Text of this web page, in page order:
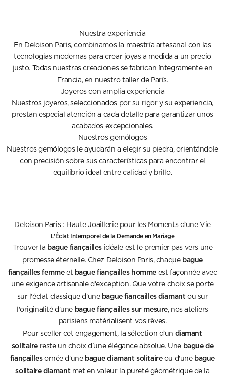
Nuestra experiencia
En Deloison Paris, combinamos la maestría artesanal con las
tecnologías modernas para crear joyas a medida a un precio
justo. Todas nuestras creaciones se fabrican íntegramente en
Francia, en nuestro taller de París.
Joyeros con amplia experiencia
Nuestros joyeros, seleccionados por su rigor y su experiencia,
prestan especial atención a cada detalle para garantizar unos
acabados excepcionales.
Nuestros gemólogos
Nuestros gemólogos le ayudarán a elegir su piedra, orientándole
con precisión sobre sus características para encontrar el
equilibrio ideal entre calidad y brillo.
Deloison Paris : Haute Joaillerie pour les Moments d'une Vie
L'Éclat Intemporel de la Demande en Mariage
Trouver la bague fiançaillesidéale est le premier pas vers une
promesse éternelle. Chez Deloison Paris, chaque bague
fiançailles femmeet bague fiançailles homme est façonnée avec
une exigence artisanale d'exception. Que votre choix se porte
sur l'éclat classique d'une bague fiancailles diamant ou sur
l'originalité d'une bague fiançailles sur mesure, nos ateliers
parisiens matérialisent vos rêves.
Pour sceller cet engagement, la sélection d'un diamant
solitaire reste un choix d'une élégance absolue. Une bague de
fiançaillesornée d'une bague diamant solitaireou d'une bague
solitaire diamant met en valeur la pureté géométrique de la